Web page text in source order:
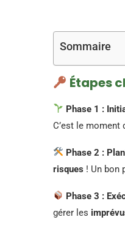
Sommaire
Étapes
Phase 1 :
C’est le moment
Phase 2 :
risques ! Un bon
Phase 3 :
gérer les